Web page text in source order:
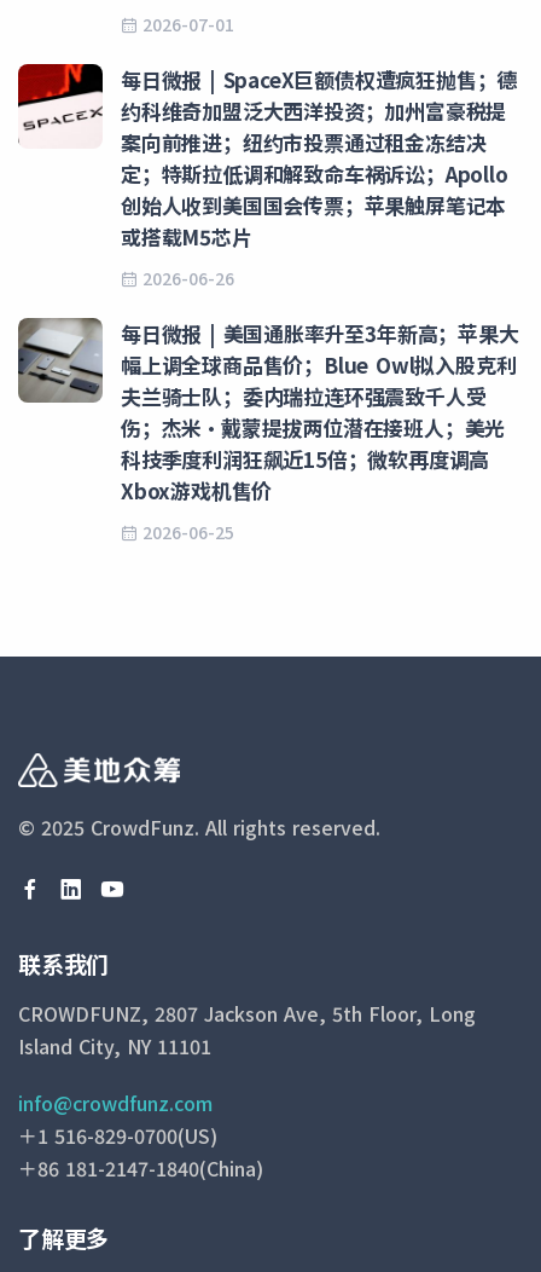
2026-07-01
每日微报 | SpaceX巨额债权遭疯狂抛售；德
约科维奇加盟泛大西洋投资；加州富豪税提
案向前推进；纽约市投票通过租金冻结决
定；特斯拉低调和解致命车祸诉讼；Apollo
创始人收到美国国会传票；苹果触屏笔记本
或搭载M5芯片
2026-06-26
每日微报 | 美国通胀率升至3年新高；苹果大
幅上调全球商品售价；Blue Owl拟入股克利
夫兰骑士队；委内瑞拉连环强震致千人受
伤；杰米·戴蒙提拔两位潜在接班人；美光
科技季度利润狂飙近15倍；微软再度调高
Xbox游戏机售价
2026-06-25
© 2025 CrowdFunz. All rights reserved.
联系我们
CROWDFUNZ, 2807 Jackson Ave, 5th Floor, Long
Island City, NY 11101
info@crowdfunz.com
＋1 516-829-0700(US)
＋86 181-2147-1840(China)
了解更多